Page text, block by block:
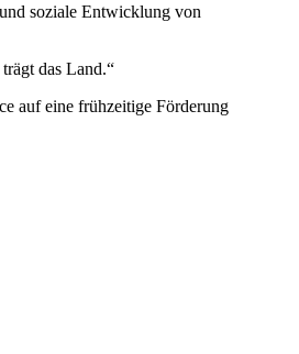
soziale Entwicklung von
das Land.“
auf eine frühzeitige Förderung